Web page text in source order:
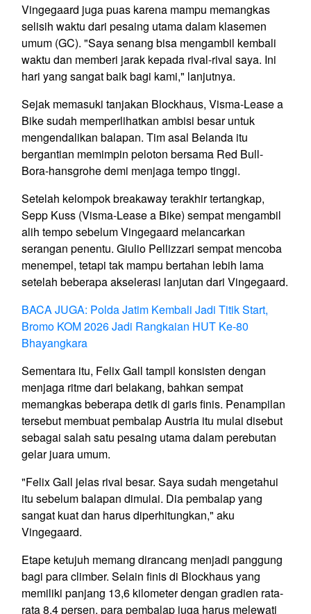
Vingegaard juga puas karena mampu memangkas
selisih waktu dari pesaing utama dalam klasemen
umum (GC). "Saya senang bisa mengambil kembali
waktu dan memberi jarak kepada rival-rival saya. Ini
hari yang sangat baik bagi kami," lanjutnya.
Sejak memasuki tanjakan Blockhaus, Visma-Lease a
Bike sudah memperlihatkan ambisi besar untuk
mengendalikan balapan. Tim asal Belanda itu
bergantian memimpin peloton bersama Red Bull-
Bora-hansgrohe demi menjaga tempo tinggi.
Setelah kelompok breakaway terakhir tertangkap,
Sepp Kuss (Visma-Lease a Bike) sempat mengambil
alih tempo sebelum Vingegaard melancarkan
serangan penentu. Giulio Pellizzari sempat mencoba
menempel, tetapi tak mampu bertahan lebih lama
setelah beberapa akselerasi lanjutan dari Vingegaard.
BACA JUGA: Polda Jatim Kembali Jadi Titik Start,
Bromo KOM 2026 Jadi Rangkaian HUT Ke-80
Bhayangkara
Sementara itu, Felix Gall tampil konsisten dengan
menjaga ritme dari belakang, bahkan sempat
memangkas beberapa detik di garis finis. Penampilan
tersebut membuat pembalap Austria itu mulai disebut
sebagai salah satu pesaing utama dalam perebutan
gelar juara umum.
"Felix Gall jelas rival besar. Saya sudah mengetahui
itu sebelum balapan dimulai. Dia pembalap yang
sangat kuat dan harus diperhitungkan," aku
Vingegaard.
Etape ketujuh memang dirancang menjadi panggung
bagi para climber. Selain finis di Blockhaus yang
memiliki panjang 13,6 kilometer dengan gradien rata-
rata 8,4 persen, para pembalap juga harus melewati